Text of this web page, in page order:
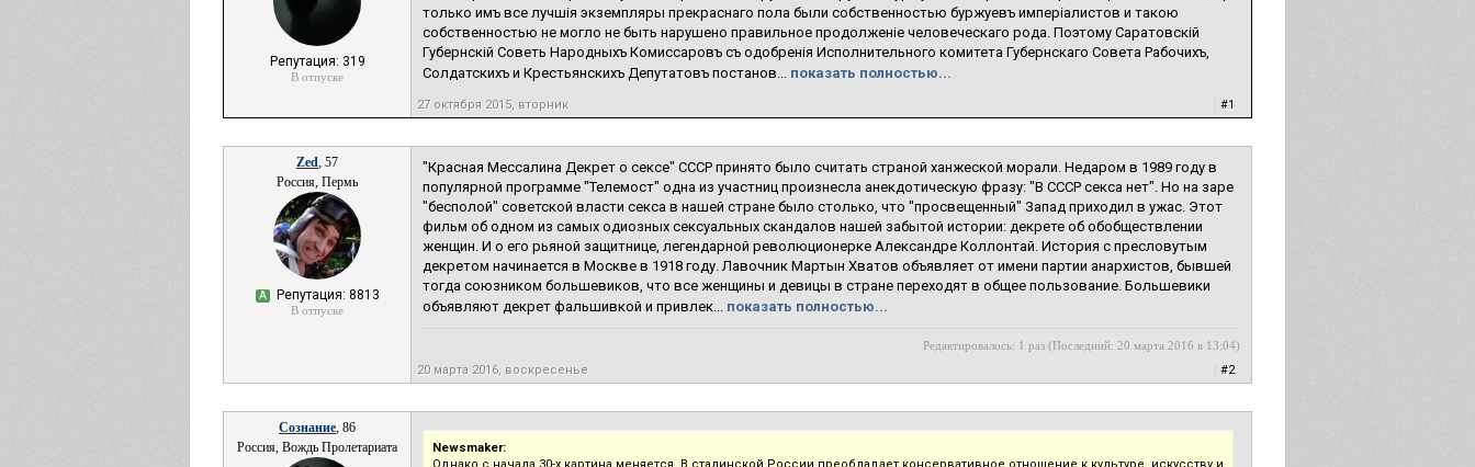
Репутация: 319
В отпуске
только имъ все лучшiя экземпляры прекраснаго пола были собственностью буржуевъ имперiалистов и такою
собственностью не могло не быть нарушено правильное продолженiе человеческаго рода. Поэтому Саратовскiй
Губернскiй Советь Народныхъ Комиссаровъ съ одобренiя Исполнительного комитета Губернскаго Совета Рабочихъ,
Солдатскихъ и Крестьянскихъ Депутатовъ постанов... показать полностью...
27 октября 2015, вторник #1
Zed, 57
Россия, Пермь
А Репутация: 8813
В отпуске
"Красная Мессалина Декрет о сексе" СССР принято было считать страной ханжеской морали. Недаром в 1989 году в
популярной программе "Телемост" одна из участниц произнесла анекдотическую фразу: "В СССР секса нет". Но на заре
"бесполой" советской власти секса в нашей стране было столько, что "просвещенный" Запад приходил в ужас. Этот
фильм об одном из самых одиозных сексуальных скандалов нашей забытой истории: декрете об обобществлении
женщин. И о его рьяной защитнице, легендарной революционерке Александре Коллонтай. История с пресловутым
декретом начинается в Москве в 1918 году. Лавочник Мартын Хватов объявляет от имени партии анархистов, бывшей
тогда союзником большевиков, что все женщины и девицы в стране переходят в общее пользование. Большевики
объявляют декрет фальшивкой и привлек... показать полностью...
Редактировалось: 1 раз (Последний: 20 марта 2016 в 13:04)
20 марта 2016, воскресенье #2
Сознание, 86
Россия, Вождь Пролетариата
Newsmaker: